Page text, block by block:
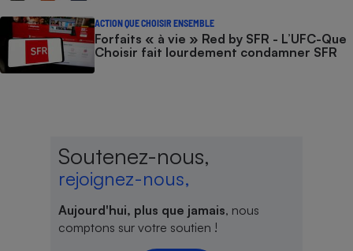
ACTION QUE CHOISIR ENSEMBLE
Forfaits « à vie » Red by SFR - L’UFC-Que
Choisir fait lourdement condamner SFR
Soutenez-nous,
rejoignez-nous,
Aujourd'hui, plus que jamais, nous
comptons sur votre soutien !